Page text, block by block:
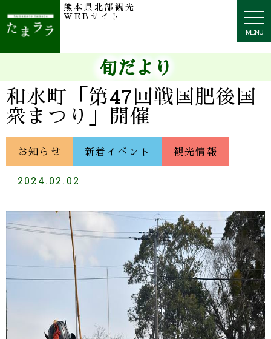
MENU
熊本県北部観光
WEBサイト
旬だより
和水町「第47回戦国肥後国
衆まつり」開催
お知らせ 新着イベント 観光情報
2024.02.02